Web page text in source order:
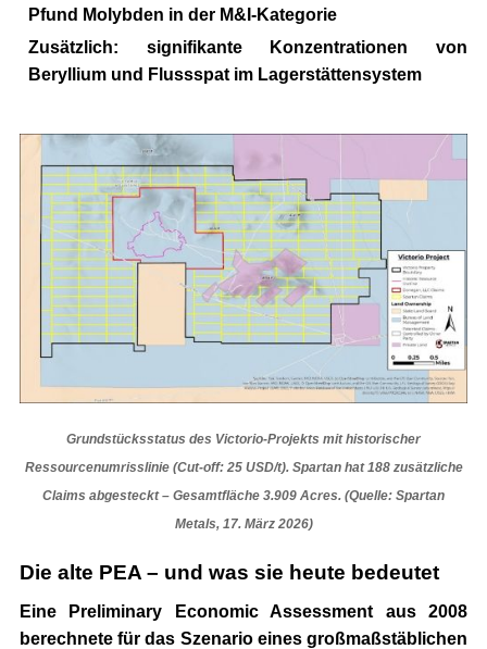
Pfund Molybden in der M&I-Kategorie
Zusätzlich: signifikante Konzentrationen von
Beryllium und Flussspat im Lagerstättensystem
Grundstücksstatus des Victorio-Projekts mit historischer
Ressourcenumrisslinie (Cut-off: 25 USD/t). Spartan hat 188 zusätzliche
Claims abgesteckt – Gesamtfläche 3.909 Acres. (Quelle: Spartan
Metals, 17. März 2026)
Die alte PEA – und was sie heute bedeutet
Eine Preliminary Economic Assessment aus 2008
berechnete für das Szenario eines großmaßstäblichen